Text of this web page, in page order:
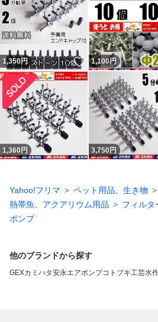
1,350円 いいね！
1,100円
1,360 円 3,750円
Yahoo!フリマ
ペット用品、生き物
熱帯魚、アクアリウム用品
フィルタ
ポンプ
他のブランドから探す
GEXカミハタ安永エアポンプコトブキ工芸水